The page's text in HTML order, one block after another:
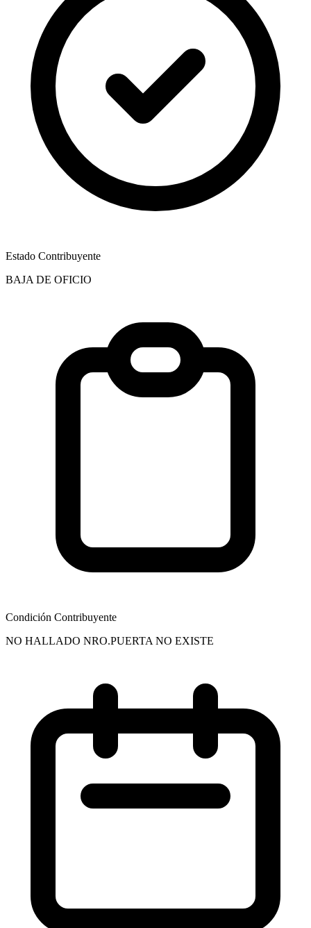
Estado Contribuyente
BAJA DE OFICIO
Condición Contribuyente
NO HALLADO NRO.PUERTA NO EXISTE